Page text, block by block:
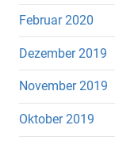
Februar 2020
Dezember 2019
November 2019
Oktober 2019